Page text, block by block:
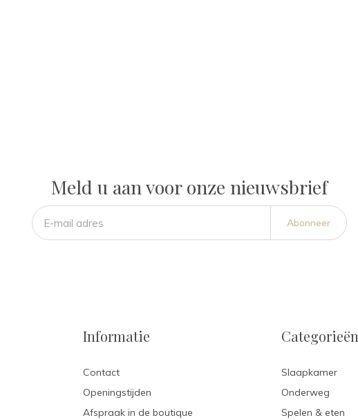
Meld u aan voor onze nieuwsbrief
Abonneer
Informatie
Contact
Openingstijden
Afspraak in de boutique
Categorieën
Slaapkamer
Onderweg
Spelen & eten